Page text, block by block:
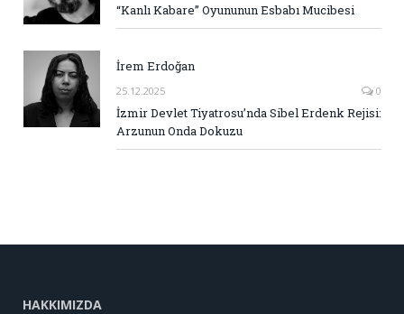
“Kanlı Kabare” Oyununun Esbabı Mucibesi
İrem Erdoğan
25.12.2025 0
İzmir Devlet Tiyatrosu’nda Sibel Erdenk Rejisi:
Arzunun Onda Dokuzu
HAKKIMIZDA